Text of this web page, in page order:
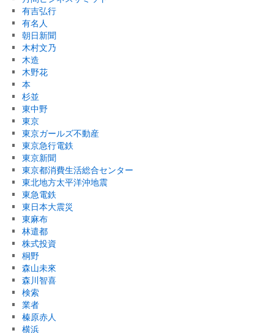
有吉弘行
有名人
朝日新聞
木村文乃
木造
木野花
本
杉並
東中野
東京
東京ガールズ不動産
東京急行電鉄
東京新聞
東京都消費生活総合センター
東北地方太平洋沖地震
東急電鉄
東日本大震災
東麻布
林遣都
株式投資
桐野
森山未來
森川智喜
検索
業者
榛原赤人
横浜